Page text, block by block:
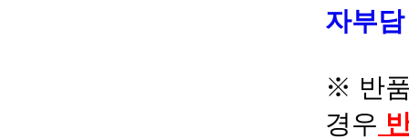
자부
※ 반
경우